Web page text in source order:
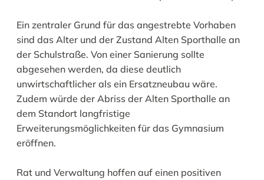
Ein zentraler Grund für das angestrebte Vorhaben
sind das Alter und der Zustand Alten Sporthalle an
der Schulstraße. Von einer Sanierung sollte
abgesehen werden, da diese deutlich
unwirtschaftlicher als ein Ersatzneubau wäre.
Zudem würde der Abriss der Alten Sporthalle an
dem Standort langfristige
Erweiterungsmöglichkeiten für das Gymnasium
eröffnen.
Rat und Verwaltung hoffen auf einen positiven